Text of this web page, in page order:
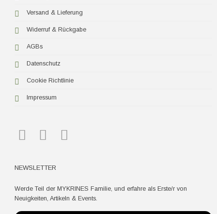
Versand & Lieferung
Widerruf & Rückgabe
AGBs
Datenschutz
Cookie Richtlinie
Impressum
NEWSLETTER
Werde Teil der MYKRINES Familie, und erfahre als Erste/r von
Neuigkeiten, Artikeln & Events.